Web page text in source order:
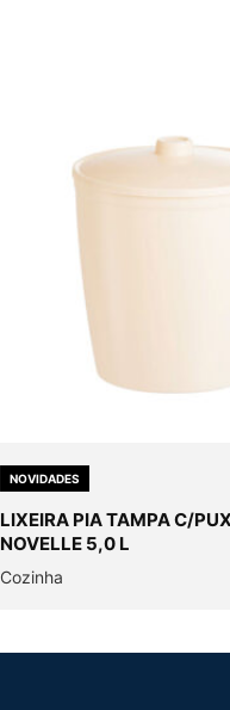
NOVIDADES
LIXEIRA PIA TAMPA C/
NOVELLE 5,0 L
Cozinha